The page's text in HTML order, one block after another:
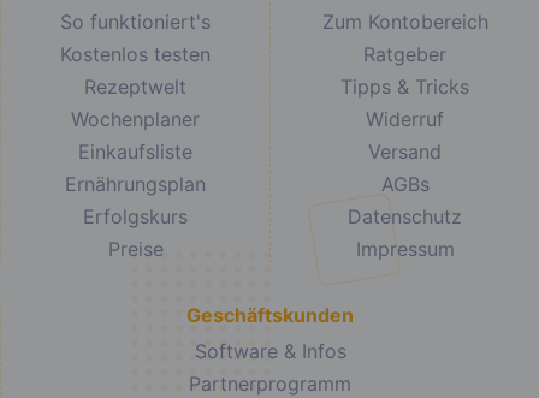
So funktioniert's
Kostenlos testen
Rezeptwelt
Wochenplaner
Einkaufsliste
Ernährungsplan
Erfolgskurs
Preise
Zum Kontobereich
Ratgeber
Tipps & Tricks
Widerruf
Versand
AGBs
Datenschutz
Impressum
Geschäftskunden
Software & Infos
Partnerprogramm